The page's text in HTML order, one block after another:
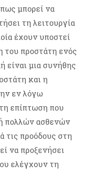
μπορεί να
τη λειτουργία
έχουν υποστεί
του προστάτη ενός
είναι μια συνήθης
και η
εν λόγω
επίπτωση που
πολλών ασθενών
προόδους στη
να προξενήσει
ελέγχουν τη